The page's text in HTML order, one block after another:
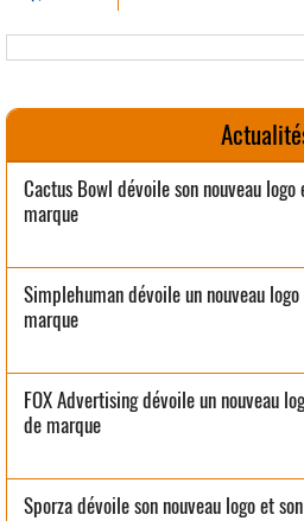
Cactus Bowl dévoile son nouveau
marque
Simplehuman dévoile un nouveau
marque
FOX Advertising dévoile un nouveau
de marque
Sporza dévoile son nouveau logo et